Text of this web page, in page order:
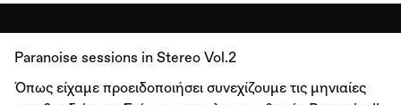
Paranoise sessions in Stereo Vol.2
Όπως είχαμε προειδοποιήσει συνεχίζουμε τις μηνιαίες